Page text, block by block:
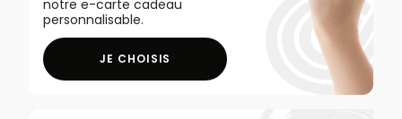
notre e-carte cadeau
personnalisable.
JE CHOISIS